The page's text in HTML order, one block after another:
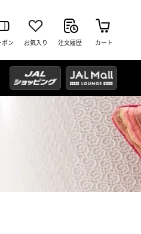
ポン お気入り 注文履歴 カート